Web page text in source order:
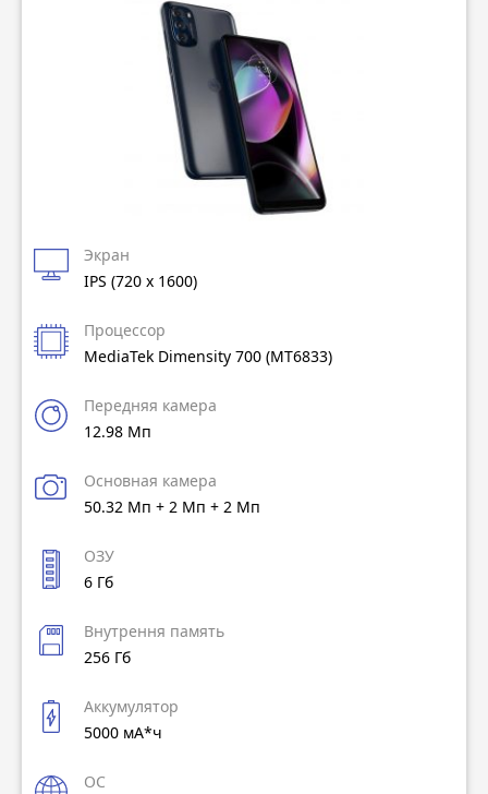
Экран
IPS (720 x 1600)
Процессор
MediaTek Dimensity 700 (MT6833)
Передняя камера
12.98 Мп
Основная камера
50.32 Мп + 2 Мп + 2 Мп
ОЗУ
6 Гб
Внутрення память
256 Гб
Аккумулятор
5000 мА*ч
ОС